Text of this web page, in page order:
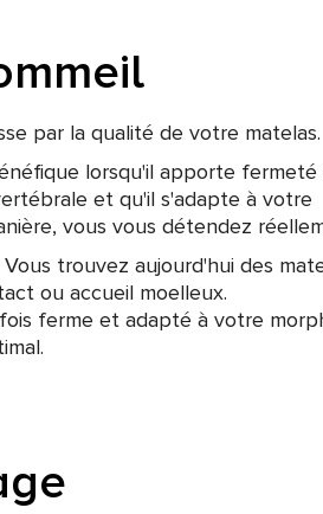
par la qualité de votre matelas.
lorsqu'il apporte
et qu'il s'adapte à votre
vous vous détendez
trouvez aujourd'hui des
ou accueil moelleux.
ferme et adapté à votre